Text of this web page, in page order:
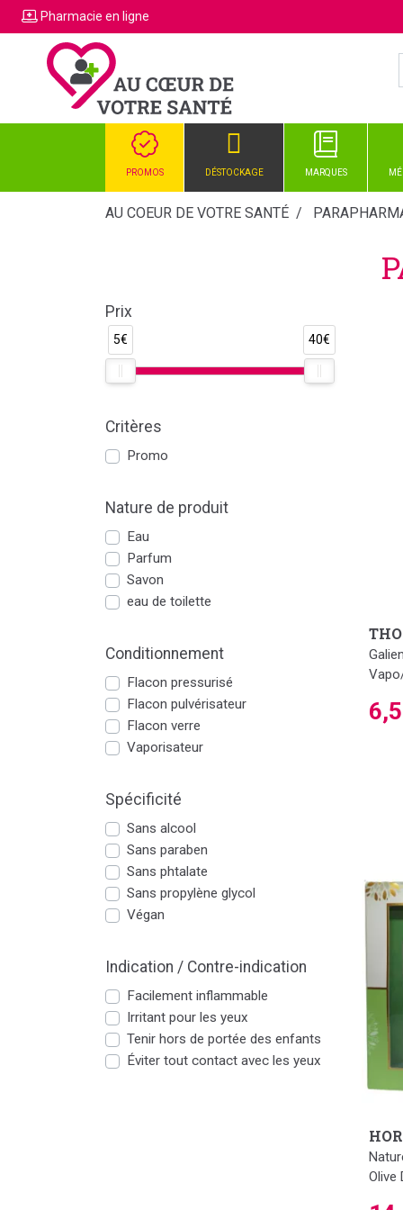
Pharmacie en ligne
PROMOS DÉSTOCKAGE MARQUES
AU COEUR DE VOTRE SANTÉ
Prix
5€ 40€
Critères
Promo
Nature de produit
Eau
Parfum
Savon
eau de toilette
Conditionnement
Flacon pressurisé
Flacon pulvérisateur
Flacon verre
Vaporisateur
Spécificité
Sans alcool
Sans paraben
Sans phtalate
Sans propylène glycol
Végan
Indication / Contre-indication
Facilement inflammable
Irritant pour les yeux
Tenir hors de portée des enfants
Éviter tout contact avec les yeux
Olive